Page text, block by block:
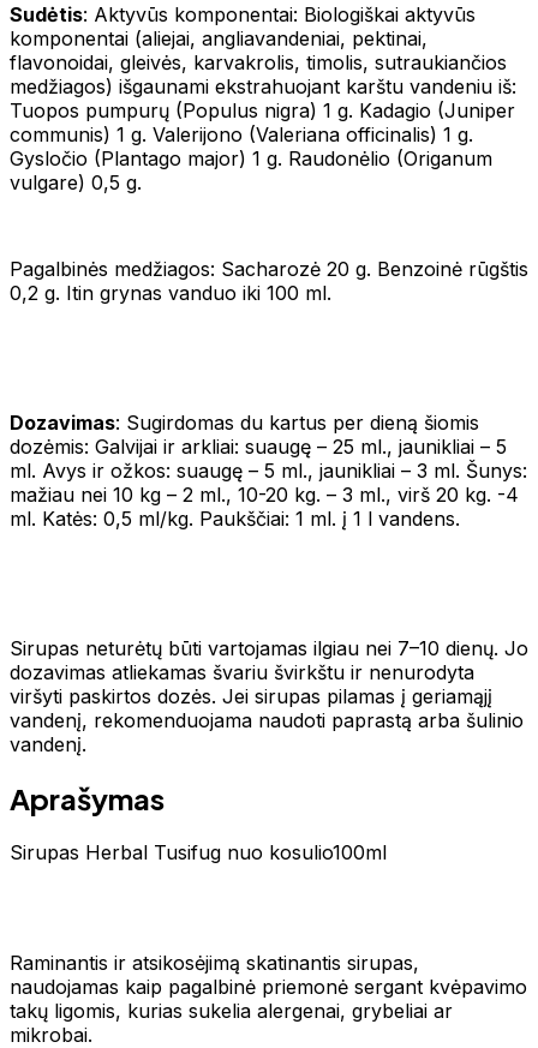
Sudėtis: Aktyvūs komponentai: Biologiškai aktyvūs
komponentai (aliejai, angliavandeniai, pektinai,
flavonoidai, gleivės, karvakrolis, timolis, sutraukiančios
medžiagos) išgaunami ekstrahuojant karštu vandeniu iš:
Tuopos pumpurų (Populus nigra) 1 g. Kadagio (Juniper
communis) 1 g. Valerijono (Valeriana officinalis) 1 g.
Gysločio (Plantago major) 1 g. Raudonėlio (Origanum
vulgare) 0,5 g.
Pagalbinės medžiagos: Sacharozė 20 g. Benzoinė rūgštis
0,2 g. Itin grynas vanduo iki 100 ml.
Dozavimas: Sugirdomas du kartus per dieną šiomis
dozėmis: Galvijai ir arkliai: suaugę – 25 ml., jaunikliai – 5
ml. Avys ir ožkos: suaugę – 5 ml., jaunikliai – 3 ml. Šunys:
mažiau nei 10 kg – 2 ml., 10-20 kg. – 3 ml., virš 20 kg. -4
ml. Katės: 0,5 ml/kg. Paukščiai: 1 ml. į 1 l vandens.
Sirupas neturėtų būti vartojamas ilgiau nei 7–10 dienų. Jo
dozavimas atliekamas švariu švirkštu ir nenurodyta
viršyti paskirtos dozės. Jei sirupas pilamas į geriamąjį
vandenį, rekomenduojama naudoti paprastą arba šulinio
vandenį.
Aprašymas
Sirupas Herbal Tusifug nuo kosulio100ml
Raminantis ir atsikosėjimą skatinantis sirupas,
naudojamas kaip pagalbinė priemonė sergant kvėpavimo
takų ligomis, kurias sukelia alergenai, grybeliai ar
mikrobai.